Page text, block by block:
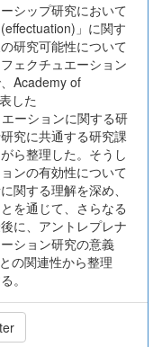
シップ研究において
」に関す
研究可能性について
ェクチュエーション
Academy of
した
ーションに関する研
究に共通する研究課
ら整理した。そうし
ンの有効性について
関する理解を深め、
を通じて、さらなる
に、アントレプレナ
ション研究の意義
の関連性から整理
。